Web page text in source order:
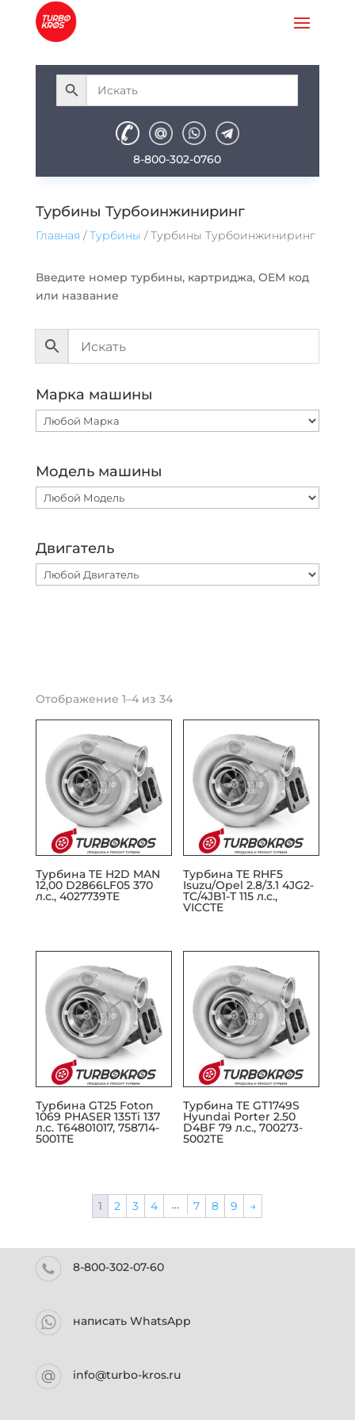
8-800-302-0760
Турбины Турбоинжиниринг
Главная /Турбины / Турбины Турбоинжиниринг
Введите номер турбины, картриджа, ОEM код
или название
Марка машины
Модель машины
Двигатель
Отображение 1–4 из 34
Турбина TE H2D MAN
12,00 D2866LF05 370
л.с., 4027739TE
Турбина TE RHF5
Isuzu/Opel 2.8/3.1 4JG2-
TC/4JB1-T 115 л.с.,
VICCTE
Турбина GT25 Foton
1069 PHASER 135Ti 137
л.с. T64801017, 758714-
5001TE
Турбина TE GT1749S
Hyundai Porter 2.50
D4BF 79 л.с., 700273-
5002TE
1 2 3 4 … 7 8 9 →
8-800-302-07-60
написать WhatsApp
info@turbo-kros.ru